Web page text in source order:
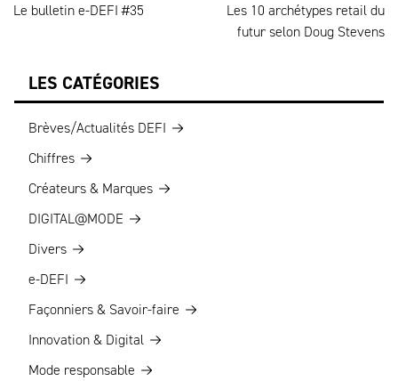
Le bulletin e-DEFI #35
Les 10 archétypes retail du
futur selon Doug Stevens
LES CATÉGORIES
Brèves/Actualités DEFI
Chiffres
Créateurs & Marques
DIGITAL@MODE
Divers
e-DEFI
Façonniers & Savoir-faire
Innovation & Digital
Mode responsable